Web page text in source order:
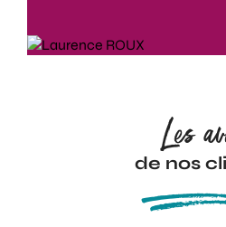
Les
de nos